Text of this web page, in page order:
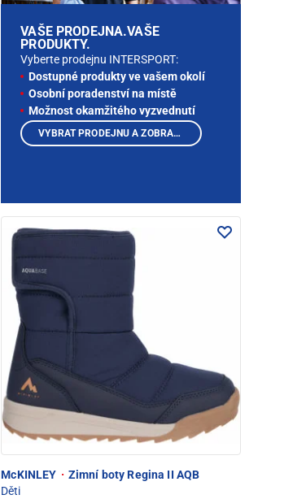
McKINLEY · Zimní boty Regina II AQB
Děti
VAŠE PRODEJNA.VAŠE
PRODUKTY.
Vyberte prodejnu INTERSPORT:
Dostupné produkty ve vašem okolí
Osobní poradenství na místě
Možnost okamžitého vyzvednutí
VYBRAT PRODEJNU A ZOBRAZIT PRODUKTY